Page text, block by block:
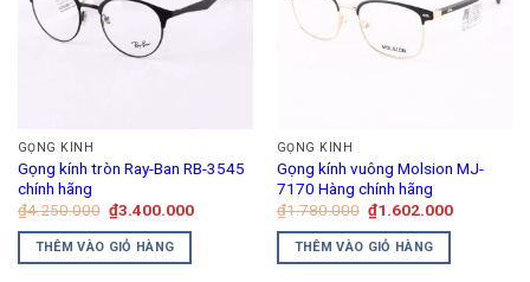
GỌNG KÍNH
Gọng kính tròn Ray-Ban RB-3545
chính hãng
₫4.250.000 Giá
gốc
là:
₫4.250.000.
₫3.400.000Giá
₫3.400.000.
THÊM VÀO GIỎ HÀNG
GỌNG KÍNH
Gọng kính vuông Molsion MJ-
7170 Hàng chính hãng
₫1.780.000 Giá
gốc
là:
₫1.780.000.
₫1.602.000Giá
THÊM VÀO GIỎ HÀNG